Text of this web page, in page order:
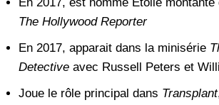
En 2017, est nommé Étoile montante
The Hollywood Reporter
En 2017, apparait dans la minisérie
Detective avec Russell Peters et
Joue le rôle principal dans Transplant